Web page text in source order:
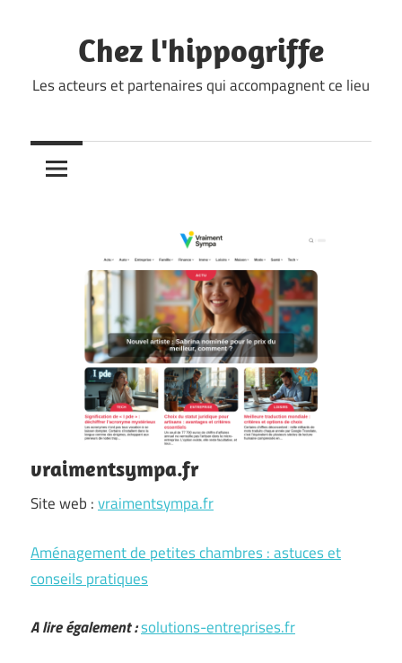
Chez l'hippogriffe
Les acteurs et partenaires qui accompagnent ce lieu
vraimentsympa.fr
Site web :vraimentsympa.fr
Aménagement de petites chambres : astuces et
conseils pratiques
A lire également :solutions-entreprises.fr